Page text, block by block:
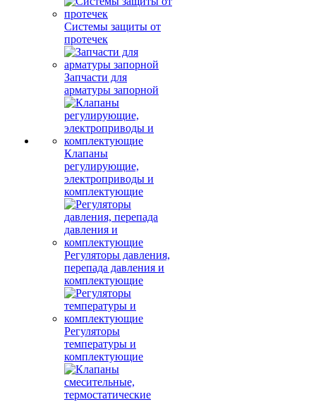
Системы защиты от
протечек
Запчасти для
арматуры запорной
Клапаны
регулирующие,
электроприводы и
комплектующие
Регуляторы давления,
перепада давления и
комплектующие
Регуляторы
температуры и
комплектующие